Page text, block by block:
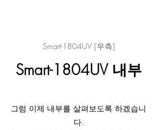
Smart-1804UV [우측]
Smart-1804UV 내부
그럼 이제 내부를 살펴보도록 하겠습니
다.